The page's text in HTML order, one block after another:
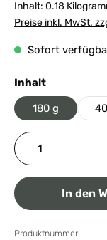
Inhalt: 0.18
Preise inkl. MwSt.
Sofort
Inhaltauswählen
180 g
Produkt
In den
Produktnummer: